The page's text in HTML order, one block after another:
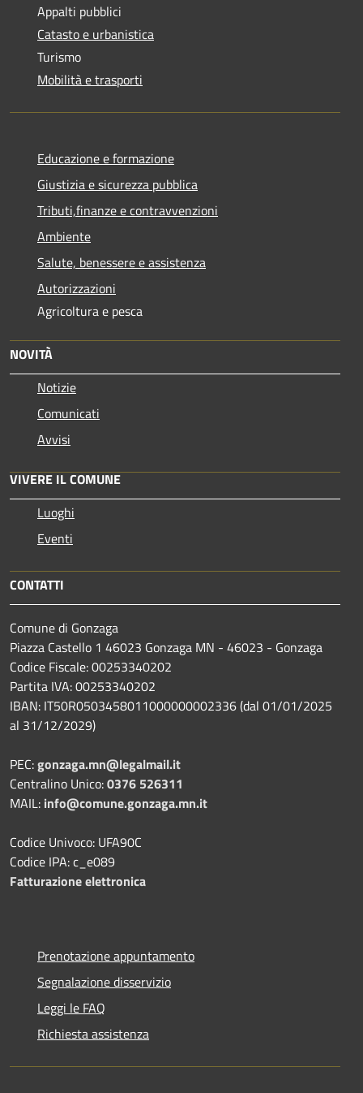
Appalti pubblici
Catasto e urbanistica
Turismo
Mobilità e trasporti
Educazione e formazione
Giustizia e sicurezza pubblica
Tributi,finanze e contravvenzioni
Ambiente
Salute, benessere e assistenza
Autorizzazioni
Agricoltura e pesca
NOVITÀ
Notizie
Comunicati
Avvisi
VIVERE IL COMUNE
Luoghi
Eventi
CONTATTI
Comune di Gonzaga
Piazza Castello 1 46023 Gonzaga MN - 46023 - Gonzaga
Codice Fiscale: 00253340202
Partita IVA: 00253340202
IBAN: IT50R0503458011000000002336 (dal 01/01/2025
al 31/12/2029)
PEC:gonzaga.mn@legalmail.it
Centralino Unico:0376 526311
MAIL: info@comune.gonzaga.mn.it
Codice Univoco: UFA90C
Codice IPA: c_e089
Fatturazione elettronica
Prenotazione appuntamento
Segnalazione disservizio
Leggi le FAQ
Richiesta assistenza